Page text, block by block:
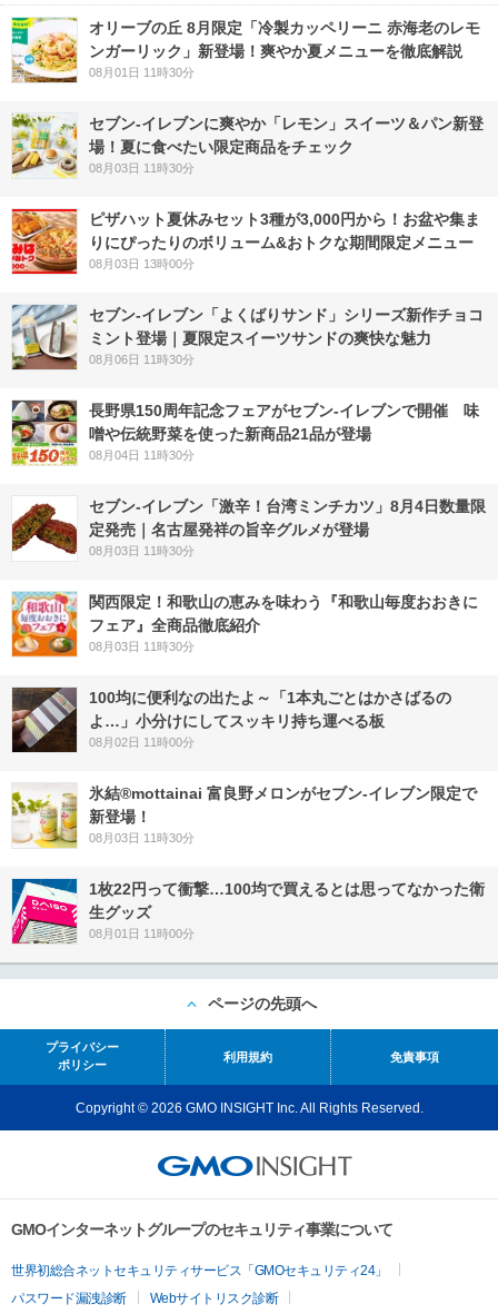
オリーブの丘 8月限定「冷製カッペリーニ 赤海老のレモ
ンガーリック」新登場！爽やか夏メニューを徹底解説
08月01日 11時30分
セブン‐イレブンに爽やか「レモン」スイーツ＆パン新登
場！夏に食べたい限定商品をチェック
08月03日 11時30分
ピザハット夏休みセット3種が3,000円から！お盆や集ま
りにぴったりのボリューム&おトクな期間限定メニュー
08月03日 13時00分
セブン‐イレブン「よくばりサンド」シリーズ新作チョコ
ミント登場｜夏限定スイーツサンドの爽快な魅力
08月06日 11時30分
長野県150周年記念フェアがセブン-イレブンで開催 味
噌や伝統野菜を使った新商品21品が登場
08月04日 11時30分
セブン-イレブン「激辛！台湾ミンチカツ」8月4日数量限
定発売｜名古屋発祥の旨辛グルメが登場
08月03日 11時30分
関西限定！和歌山の恵みを味わう『和歌山毎度おおきに
フェア』全商品徹底紹介
08月03日 11時30分
100均に便利なの出たよ～「1本丸ごとはかさばるの
よ…」小分けにしてスッキリ持ち運べる板
08月02日 11時00分
氷結®mottainai 富良野メロンがセブン‐イレブン限定で
新登場！
08月03日 11時30分
1枚22円って衝撃…100均で買えるとは思ってなかった衛
生グッズ
08月01日 11時00分
ページの先頭へ
プライバシー
ポリシー
利用規約 免責事項
Copyright © 2026 GMO INSIGHT Inc. All Rights Reserved.
GMOインターネットグループのセキュリティ事業について
世界初総合ネットセキュリティサービス「GMOセキュリティ24」
パスワード漏洩診断
Webサイトリスク診断